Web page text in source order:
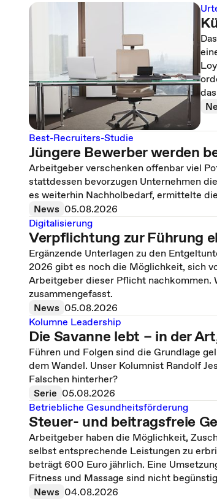
Best-Recruiters-Studie
Jüngere Bewerber werden
Arbeitgeber verschenken offenbar viel
stattdessen bevorzugen Unternehmen
es weiterhin Nachholbedarf, ermittelte
News 05.08.2026
Digitalisierung
Verpflichtung zur Führung
Ergänzende Unterlagen zu den
2026 gibt es noch die Möglichkeit, sich
Arbeitgeber dieser Pflicht nachkommen.
zusammengefasst.
News 05.08.2026
Kolumne Leadership
Die Savanne lebt – in der
Führen und Folgen sind die Grundlage
dem Wandel. Unser Kolumnist Randolf
Falschen hinterher?
Serie 05.08.2026
Betriebliche Gesundheitsförderung
Steuer- und beitragsfreie
Arbeitgeber haben die Möglichkeit,
selbst entsprechende Leistungen zu
beträgt 600 Euro jährlich. Eine
Fitness und Massage sind nicht
News 04.08.2026